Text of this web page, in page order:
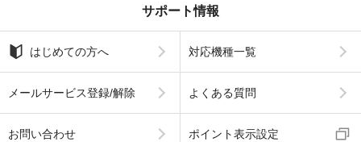
サポート情報
はじめての方へ 対応機種一覧
メールサービス登録/解除 よくある質問
お問い合わせ ポイント表示設定